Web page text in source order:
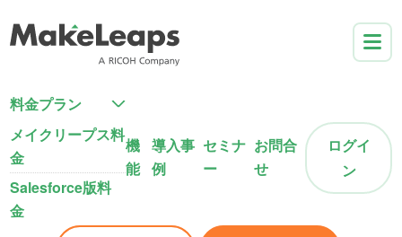
料金プラン
メイクリープス料
金
Salesforce版料
金
機
能
導入事
例
セミナ
ー
お問合
せ
ログイ
ン